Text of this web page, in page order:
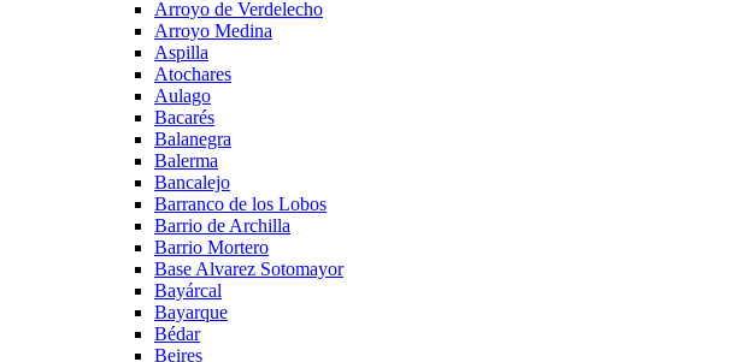
Arroyo de Verdelecho
Arroyo Medina
Aspilla
Atochares
Aulago
Bacarés
Balanegra
Balerma
Bancalejo
Barranco de los Lobos
Barrio de Archilla
Barrio Mortero
Base Alvarez Sotomayor
Bayárcal
Bayarque
Bédar
Beires